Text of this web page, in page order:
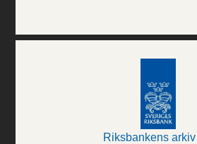
Riksbankens arkiv